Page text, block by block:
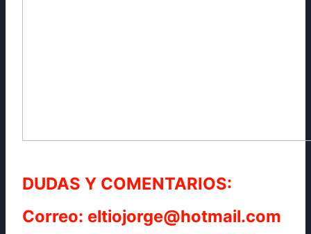
DUDAS Y COMENTARIOS:
Correo: eltiojorge@hotmail.com